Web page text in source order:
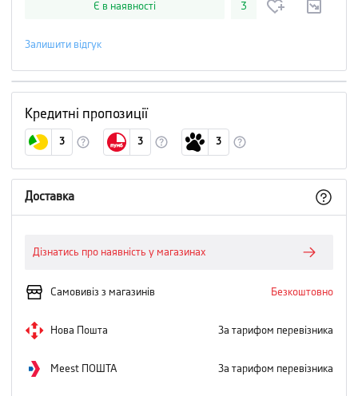
Є в наявності 3
Залишити відгук
Кредитні пропозиції
3 3 3
Доставка
Дізнатись про наявність у магазинах
Самовивіз з магазинів Безкоштовно
Нова Пошта За тарифом перевізника
Meest ПОШТА За тарифом перевізника